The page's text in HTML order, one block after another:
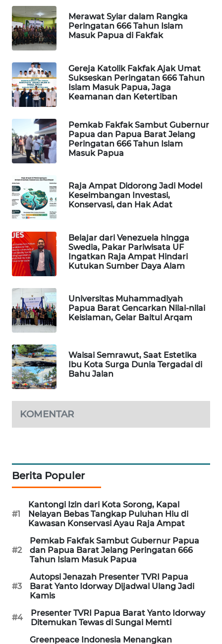
Merawat Syiar dalam Rangka
Peringatan 666 Tahun Islam
Masuk Papua di Fakfak
Gereja Katolik Fakfak Ajak Umat
Sukseskan Peringatan 666 Tahun
Islam Masuk Papua, Jaga
Keamanan dan Ketertiban
Pemkab Fakfak Sambut Gubernur
Papua dan Papua Barat Jelang
Peringatan 666 Tahun Islam
Masuk Papua
Raja Ampat Didorong Jadi Model
Keseimbangan Investasi,
Konservasi, dan Hak Adat
Belajar dari Venezuela hingga
Swedia, Pakar Pariwisata UF
Ingatkan Raja Ampat Hindari
Kutukan Sumber Daya Alam
Universitas Muhammadiyah
Papua Barat Gencarkan Nilai-nilai
Keislaman, Gelar Baitul Arqam
Waisai Semrawut, Saat Estetika
Ibu Kota Surga Dunia Tergadai di
Bahu Jalan
KOMENTAR
Berita Populer
#1
Kantongi Izin dari Kota Sorong, Kapal
Nelayan Bebas Tangkap Puluhan Hiu di
Kawasan Konservasi Ayau Raja Ampat
#2
Pemkab Fakfak Sambut Gubernur Papua
dan Papua Barat Jelang Peringatan 666
Tahun Islam Masuk Papua
#3
Autopsi Jenazah Presenter TVRI Papua
Barat Yanto Idorway Dijadwal Ulang Jadi
Kamis
#4
Presenter TVRI Papua Barat Yanto Idorway
Ditemukan Tewas di Sungai Memti
Greenpeace Indonesia Menangkan
WAHANA
SELEB
WAHANA
WAHANA
OTOMOTIF
WAHANA
HEALTH
WAHANA
WISATA
LAPAK
WAHANA
Wahana
Network
KONSUMEN
MASYARAKAT
KELISTRIKAN
WALINKI
ID
MAWAKA
LPKKI
LKKI
KOPEKLIN
PORTAL
KONSUMEN
FORWAMKI